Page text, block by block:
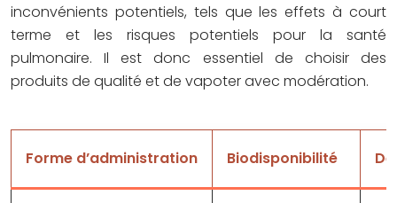
inconvénients potentiels, tels que les effets à court
terme et les risques potentiels pour la santé
pulmonaire. Il est donc essentiel de choisir des
produits de qualité et de vapoter avec modération.
Forme d’administration Biodisponibilité